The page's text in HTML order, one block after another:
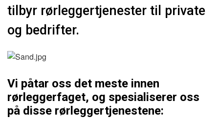
tilbyr rørleggertjenester til private
og bedrifter.
Vi påtar oss det meste innen
rørleggerfaget, og spesialiserer oss
på disse rørleggertjenestene: